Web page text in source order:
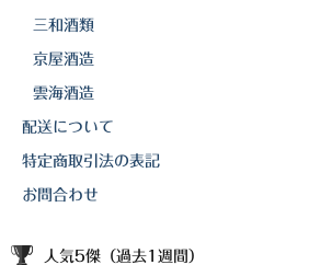
三和酒類
京屋酒造
雲海酒造
配送について
特定商取引法の表記
お問合わせ
人気5傑（過去1週間）